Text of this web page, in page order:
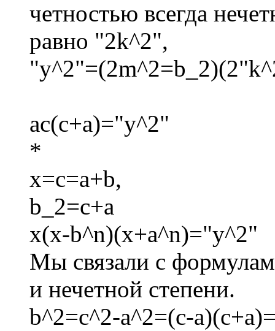
четностью всегда
равно "2k^2",
ac(c+a)="y^2"
*
x=c=a+b,
b_2=c+a
x(x-b^n)(x+a^n)="y^2"
Мы связали с
и нечетной степени.
b^2=c^2-a^2=(c-